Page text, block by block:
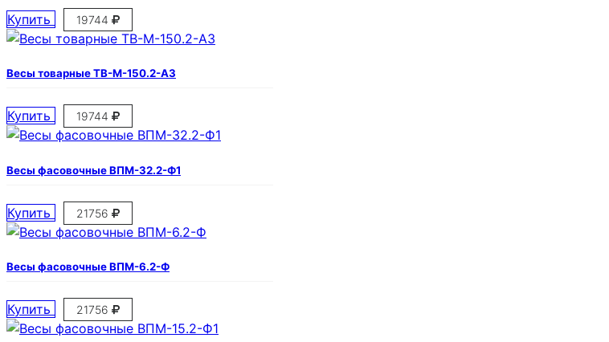
Купить 19744
Весы товарные ТВ-М-150.2-А3
Купить 19744
Весы фасовочные ВПМ-32.2-Ф1
Купить 21756
Весы фасовочные ВПМ-6.2-Ф
Купить 21756